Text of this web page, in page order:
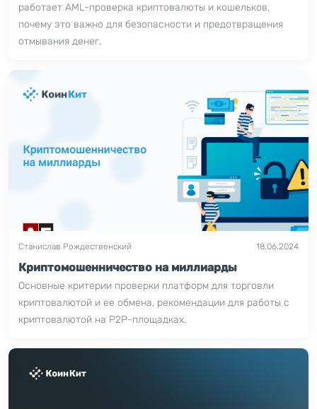
работает AML-проверка криптовалюты и кошельков,
почему это важно для безопасности и предотвращения
отмывания денег.
Станислав Рождественский 18.06.2024
Криптомошенничество на миллиарды
Основные критерии проверки платформ для торговли
криптовалютой и ее обмена, рекомендации для работы с
криптовалютой на P2P-площадках.